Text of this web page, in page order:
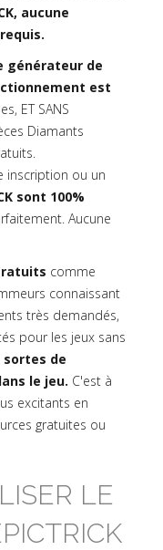
aucune
générateur de
est
ET SANS
Diamants
inscription ou un
sont 100%
Aucune
comme
connaissant
très demandés,
pour les jeux sans
de
le jeu. C'est à
excitants en
gratuites ou
LE